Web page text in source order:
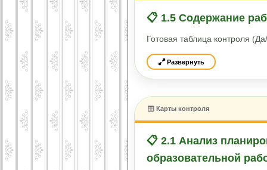
📋 1.5 Содержание
Готовая таблица контроля
Развернуть
Карты контроля
📋 2.1 Анализ
образовательной